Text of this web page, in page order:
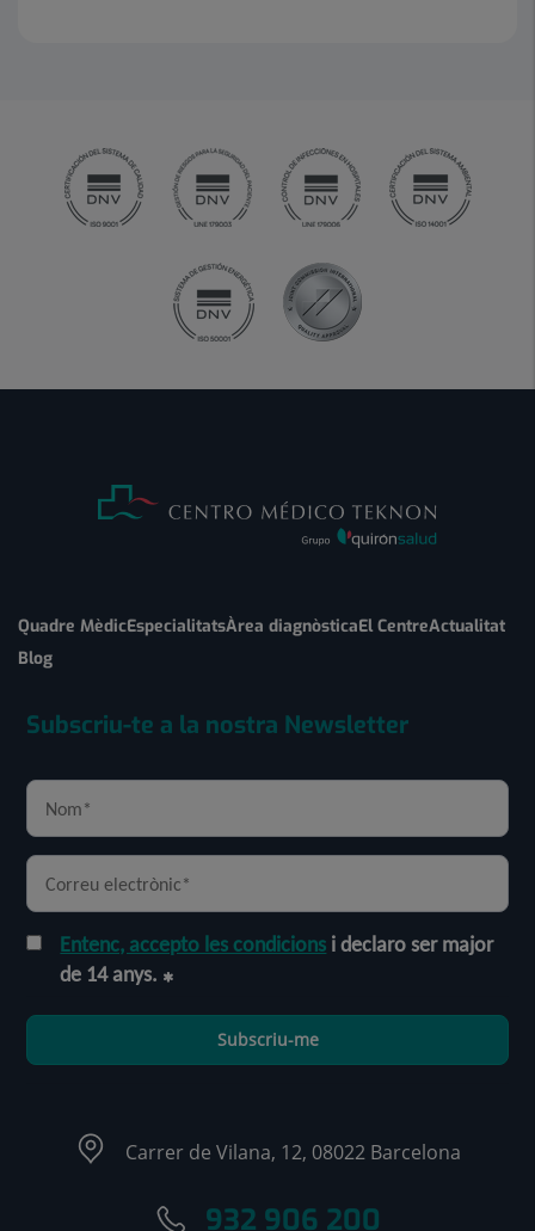
Quadre MèdicEspecialitatsÀrea diagnòsticaEl CentreActualitat
Blog
Subscriu-te a la nostra Newsletter
Entenc, accepto les condicions i declaro ser major
de 14 anys.
Subscriu-me
Carrer de Vilana, 12, 08022 Barcelona
932 906 200